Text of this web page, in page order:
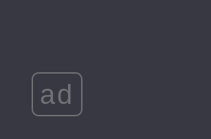
Погода
Регіони
ad